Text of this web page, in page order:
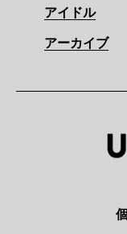
アイドル
アーカイブ